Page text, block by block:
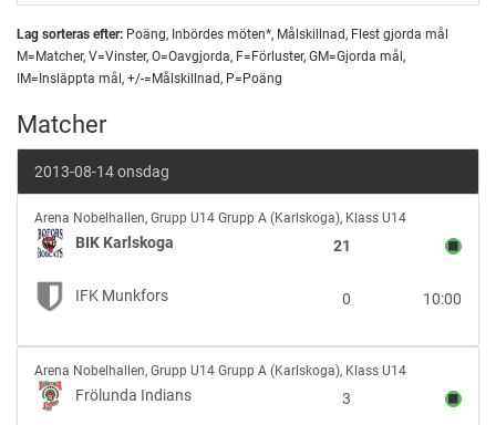
Lag sorteras efter: Poäng, Inbördes möten*, Målskillnad, Flest gjorda mål
M=Matcher, V=Vinster, O=Oavgjorda, F=Förluster, GM=Gjorda mål,
IM=Insläppta mål, +/-=Målskillnad, P=Poäng
Matcher
2013-08-14 onsdag
BIK
Karlskoga
vs
IFK
Munkfors
Arena Nobelhallen, Grupp U14 Grupp A (Karlskoga), Klass U14
BIK Karlskoga 21
IFK Munkfors 10:00
0
Frölunda
Indians
vs
Arena Nobelhallen, Grupp U14 Grupp A (Karlskoga), Klass U14
Frölunda Indians 3